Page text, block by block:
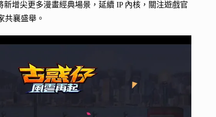
增尖更多漫畫經典場景，延續 IP 內核，關注遊戲官
共襄盛舉。